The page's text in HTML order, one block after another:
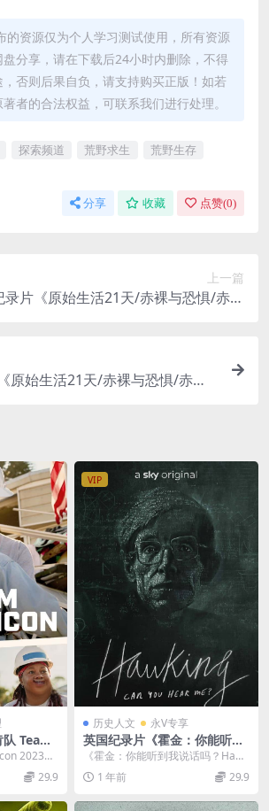
的资源仅为个人学习测试使用，所有资源
分享，请在下载后24小时内删除，不得
否则后果自负，请支持购买正版！如若
者的合法权益，可联系我们进行处理。
探索频道 荒野求生
荒野生存
分享 收藏 点赞(0)
上一篇
录片《原始生活21天/赤裸与恐惧/赤裸
原始生活21天/赤裸与恐惧/赤裸
印纯净版 高码1080P/MKV/92.1
Team
季全13
纯净版 1
害和人道
2023》
与生命守
29.9
VIP
历史人文 永V专享
英国纪录片《霍金：你能听到
我说话吗？/成功的代价 Haw
king: Can You Hear Me? 20
22》英语中英双字 官方纯净版
《霍金：你能听到我说话吗？Hawk
ing: Can You Hear Me? 2...
1 年前 29.9